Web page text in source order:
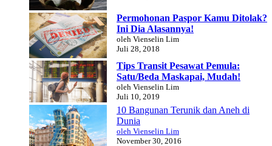
Permohonan Paspor Kamu Ditolak?
Ini Dia Alasannya!
oleh Vienselin Lim
Juli 28, 2018
Tips Transit Pesawat Pemula:
Satu/Beda Maskapai, Mudah!
oleh Vienselin Lim
Juli 10, 2019
10 Bangunan Terunik dan Aneh di
Dunia
oleh Vienselin Lim
November 30, 2016